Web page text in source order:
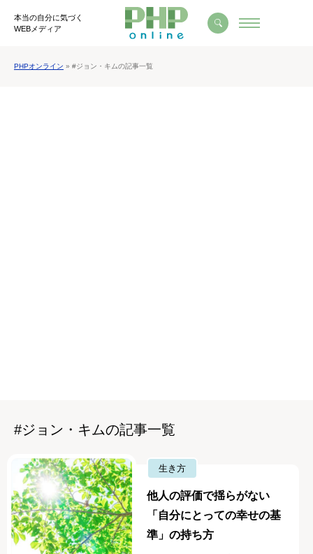
本当の自分に気づく
WEBメディア
PHPオンライン » #ジョン・キムの記事一覧
#ジョン・キムの記事一覧
生き方
他人の評価で揺らがない
「自分にとっての幸せの基
準」の持ち方